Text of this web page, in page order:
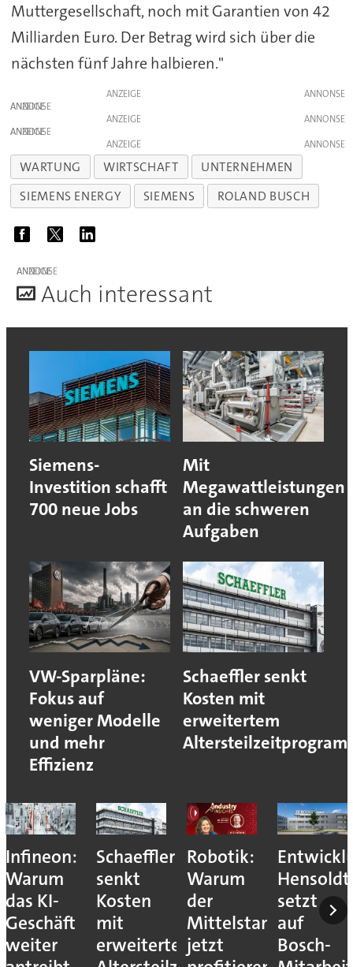
Muttergesellschaft, noch mit Garantien von 42
Milliarden Euro. Der Betrag wird sich über die
nächsten fünf Jahre halbieren."
ANZEIGE
ANZEIGE
ANZEIGE
ANZEIGE
ANZEIGE
WARTUNG WIRTSCHAFT
UNTERNEHMEN
SIEMENS ENERGY
SIEMENS ROLAND BUSCH
ANZEIGE
Auch interessant
Siemens-
Investition schafft
700 neue Jobs
Mit
Megawattleistungen
an die schweren
Aufgaben
VW-Sparpläne:
Fokus auf
weniger Modelle
und mehr
Effizienz
Schaeffler senkt
Kosten mit
erweitertem
Infineon:
Warum
das KI-
Geschäft
weiter
Schaeffler
senkt
Kosten
mit
erweitertem
Robotik:
Warum
der
Mittelstand
jetzt
Hensoldt
setzt
auf
Bosch-